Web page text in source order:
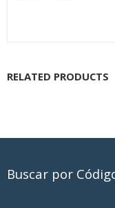
RELATED PRODUCTS
Buscar por